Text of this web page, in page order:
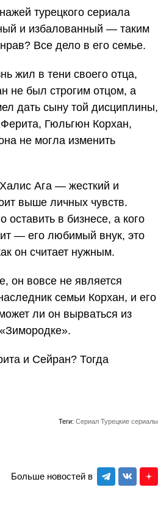
турецкого сериала
и избалованный — таким
Все дело в его семье.
жил в тени своего отца,
не был строгим отцом, а
дать сыну той дисциплины,
Гюльгюн Корхан,
не могла изменить
Ага — жесткий и
выше личных чувств.
оставить в бизнесе, а кого
— его любимый внук, это
он считает нужным.
он вовсе не является
семьи Корхан, и его
ли он вырваться из
и Сейран? Тогда
Теги: Сериал Турецкие сериалы
Больше новостей в